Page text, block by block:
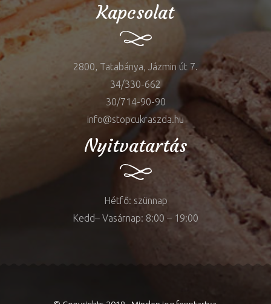
Kapcsolat
2800, Tatabánya, Jázmin út 7.
34/330-662
30/714-90-90
info@stopcukraszda.hu
Nyitvatartás
Hétfő: szünnap
Kedd– Vasárnap: 8:00 – 19:00